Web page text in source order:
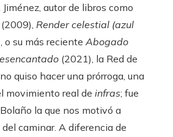
Jiménez, autor de libros como
(2009), Render celestial (azul
o su más reciente Abogado
(2021), la Red de
quiso hacer una prórroga, una
movimiento real de infras; fue
la que nos motivó a
caminar. A diferencia de